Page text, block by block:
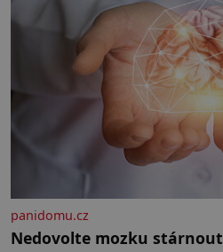
panidomu.cz
Nedovolte mozku stárnout